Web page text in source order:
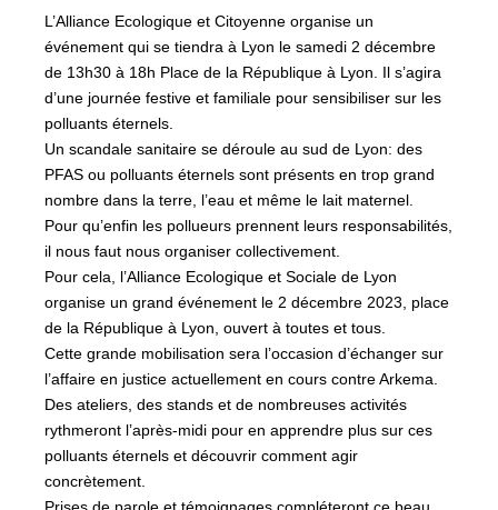
L’Alliance Ecologique et Citoyenne organise un
événement qui se tiendra à Lyon le samedi 2 décembre
de 13h30 à 18h Place de la République à Lyon. Il s’agira
d’une journée festive et familiale pour sensibiliser sur les
polluants éternels.
Un scandale sanitaire se déroule au sud de Lyon: des
PFAS ou polluants éternels sont présents en trop grand
nombre dans la terre, l’eau et même le lait maternel.
Pour qu’enfin les pollueurs prennent leurs responsabilités,
il nous faut nous organiser collectivement.
Pour cela, l’Alliance Ecologique et Sociale de Lyon
organise un grand événement le 2 décembre 2023, place
de la République à Lyon, ouvert à toutes et tous.
Cette grande mobilisation sera l’occasion d’échanger sur
l’affaire en justice actuellement en cours contre Arkema.
Des ateliers, des stands et de nombreuses activités
rythmeront l’après-midi pour en apprendre plus sur ces
polluants éternels et découvrir comment agir
concrètement.